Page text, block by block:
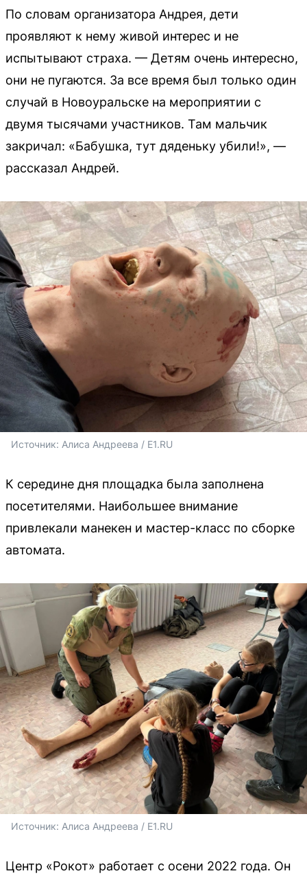
По словам организатора Андрея, дети
проявляют к нему живой интерес и не
испытывают страха. — Детям очень интересно,
они не пугаются. За все время был только один
случай в Новоуральске на мероприятии с
двумя тысячами участников. Там мальчик
закричал: «Бабушка, тут дяденьку убили!», —
рассказал Андрей.
Источник: Алиса Андреева / E1.RU
К середине дня площадка была заполнена
посетителями. Наибольшее внимание
привлекали манекен и мастер-класс по сборке
автомата.
Источник: Алиса Андреева / E1.RU
Центр «Рокот» работает с осени 2022 года. Он